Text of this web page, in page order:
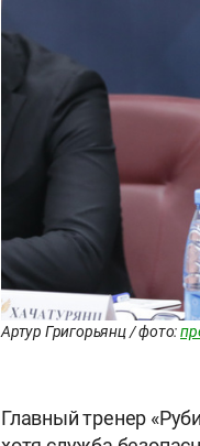
Артур Григорьянц / фото:
Главный тренер